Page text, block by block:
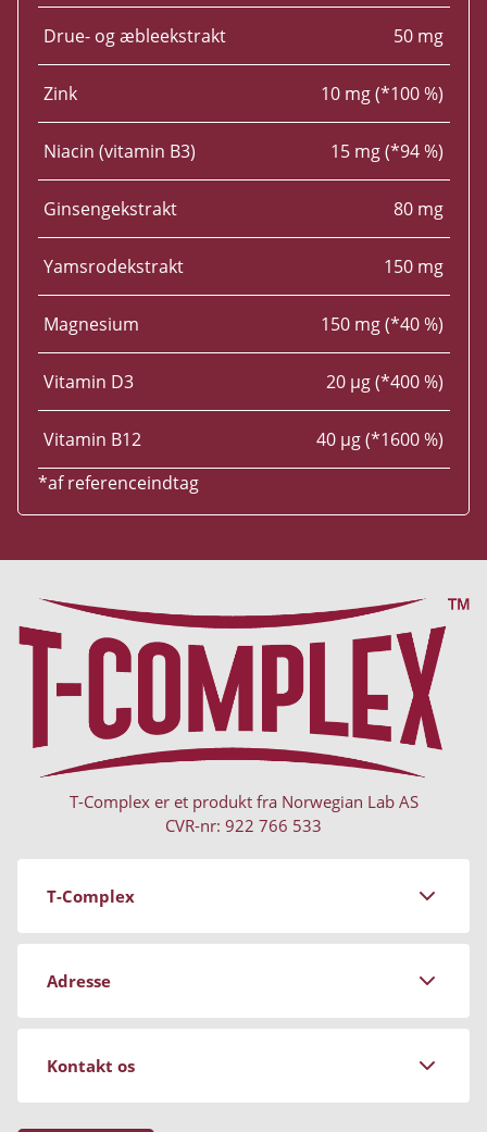
Drue- og æbleekstrakt 50 mg
Zink 10 mg (*100 %)
Niacin (vitamin B3) 15 mg (*94 %)
Ginsengekstrakt 80 mg
Yamsrodekstrakt 150 mg
Magnesium 150 mg (*40 %)
Vitamin D3 20 µg (*400 %)
Vitamin B12
40 µg (*1600 %)
*af referenceindtag
T-Complex er et produkt fra Norwegian Lab AS
CVR-nr: 922 766 533
T-Complex
Om Norwegian Lab
Adresse
Stockrosgatan 3
Kontakt os